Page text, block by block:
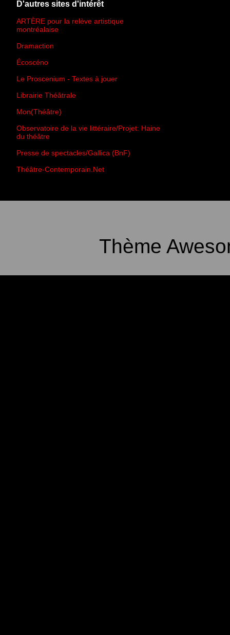
D'autres sites d'intérêt
ARTÈRE pour la relève artistique
montréalaise
Dramaction
Écoscéno
Le Proscenium - Textes à jouer
Librairie Théâtrale
Mon(Théâtre)
Observatoire de la vie littéraire/Projet: Haine
du théâtre
Presse de spectacles/Gallica (BnF)
Théâtre-Contemporain.Net
Thème